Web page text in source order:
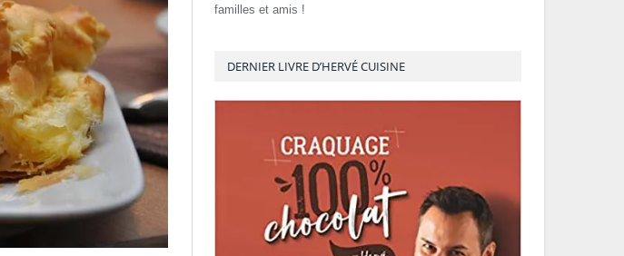
familles et amis !
DERNIER LIVRE D’HERVÉ CUISINE